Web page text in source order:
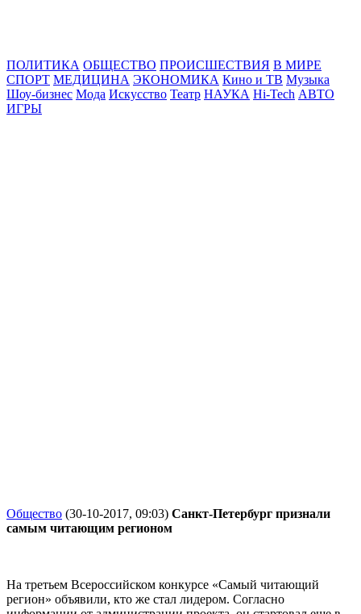
ПОЛИТИКА ОБЩЕСТВО ПРОИСШЕСТВИЯ В МИРЕ
СПОРТ МЕДИЦИНА ЭКОНОМИКА Кино и ТВ Музыка
Шоу-бизнес Мода Искусство Театр НАУКА Hi-Tech АВТО
ИГРЫ
Общество (30-10-2017, 09:03) Санкт-Петербург признали
самым читающим регионом
На третьем Всероссийском конкурсе «Самый читающий
регион» объявили, кто же стал лидером. Согласно